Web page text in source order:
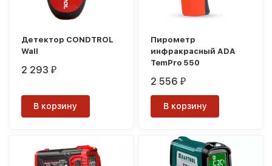
Детектор CONDTROL
Wall
2 293₽
В корзину
Пирометр
инфракрасный ADA
TemPro 550
2 556₽
В корзину